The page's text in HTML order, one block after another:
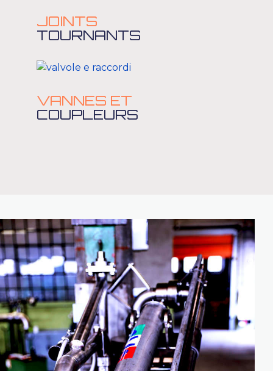
JOINTS
TOURNANTS
VANNES ET
COUPLEURS